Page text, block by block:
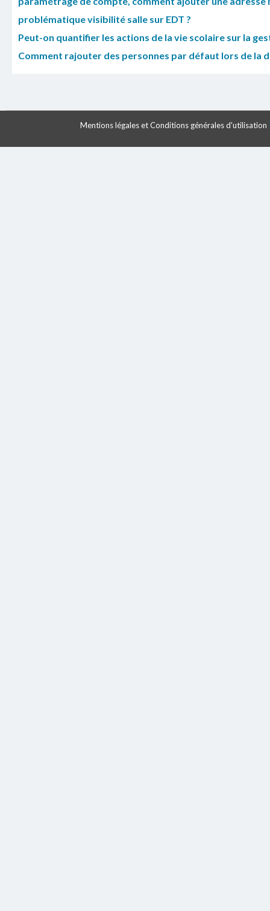
problématique visibilité salle sur EDT ?
Peut-on quantifier les actions de la vie scolaire sur la
Comment rajouter des personnes par défaut lors de
Mentions légales et Conditions générales d'utilisation